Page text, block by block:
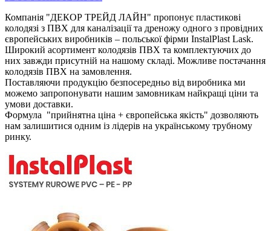
Компанія "ДЕКОР ТРЕЙД ЛАЙН" пропонує пластикові
колодязі з ПВХ для каналізації та дреножу одного з провідних
європейських виробників – польської фірми InstalPlast Lask.
Широкий асортимент колодязів ПВХ та комплектуючих до
них завжди присутній на нашому складі. Можливе постачання
колодязів ПВХ на замовлення.
Поставляючи продукцію безпосередньо від виробника ми
можемо запропонувати нашим замовникам найкращі ціни та
умови доставки.
Формула "прийнятна ціна + європейська якість" дозволяють
нам залишитися одним із лідерів на українському трубному
ринку.